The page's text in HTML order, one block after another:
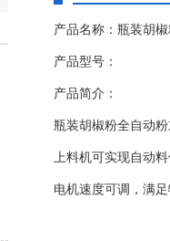
产品名称：瓶装胡
产品型号：
产品简介：
瓶装胡椒粉全自动
上料机可实现自动
电机速度可调，满